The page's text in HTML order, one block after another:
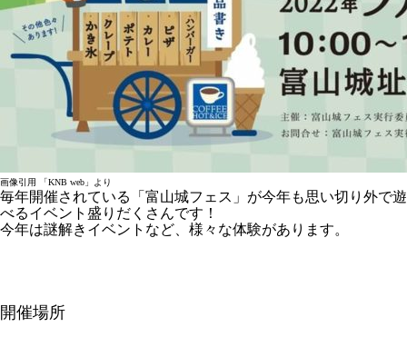
画像引用 「KNB web」より
毎年開催されている「富山城フェス」が今年も思い切り外で遊
べるイベント盛りだくさんです！
今年は謎解きイベントなど、様々な体験があります。
開催場所